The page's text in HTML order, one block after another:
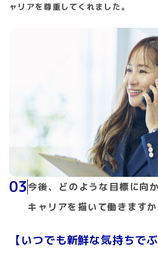
ャリアを尊重してくれました。
03今後、どのような目標に向
キャリアを描いて働きますか
【いつでも新鮮な気持ちで